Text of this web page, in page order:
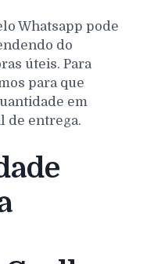
Whatsapp pode
do
úteis. Para
para que
em
de entrega.